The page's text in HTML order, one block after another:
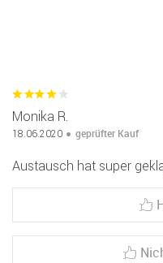
Monika R.
18.06.2020 geprüfter Kauf
Austausch hat super